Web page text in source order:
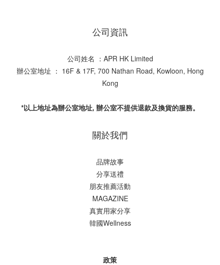
公司資訊
公司姓名 ：APR HK Limited
辦公室地址 ： 16F & 17F, 700 Nathan Road, Kowloon, Hong
Kong
*以上地址為辦公室地址, 辦公室不提供退款及換貨的服務。
關於我們
品牌故事
分享送禮
朋友推薦活動
MAGAZINE
真實用家分享
韓國Wellness
政策